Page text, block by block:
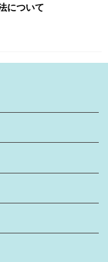
について